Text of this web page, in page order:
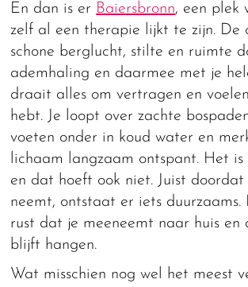
En dan is er Baiersbronn, een plek
zelf al een therapie lijkt te zijn. De
schone berglucht, stilte en ruimte
ademhaling en daarmee met je
draait alles om vertragen en
hebt. Je loopt over zachte
voeten onder in koud water en
lichaam langzaam ontspant. Het is
en dat hoeft ook niet. Juist
neemt, ontstaat er iets duurzaams.
rust dat je meeneemt naar huis en
blijft hangen.
Wat misschien nog wel het meest